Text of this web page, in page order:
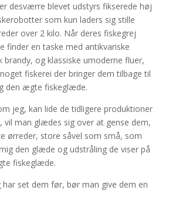
desværre blevet udstyrs fikserede høj
som kun laders sig stille
over 2 kilo. Når deres fiskegrej
finder en taske med antikvariske
og klassiske umoderne fluer,
fiskerei der bringer dem tilbage til
den ægte fiskeglæde.
jeg, kan lide de tidligere produktioner
vil man glædes sig over at gense dem,
ørreder, store såvel som små, som
den glæde og udstråling de viser på
fiskeglæde.
har set dem før, bør man give dem en